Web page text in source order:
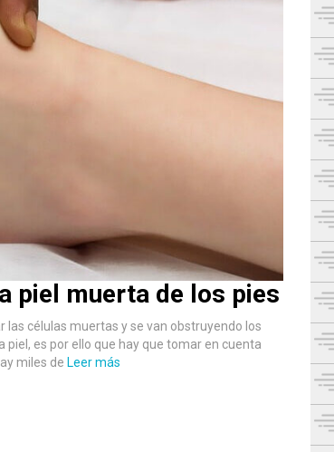
piel muerta de los pies
las células muertas y se van obstruyendo los
es por ello que hay que tomar en cuenta
miles de Leer más